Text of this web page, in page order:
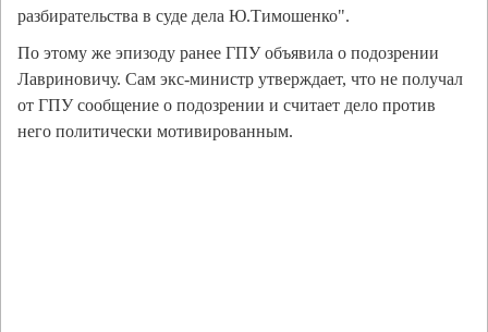
разбирательства в суде дела Ю.Тимошенко".
По этому же эпизоду ранее ГПУ объявила о подозрении
Лавриновичу. Сам экс-министр утверждает, что не получал
от ГПУ сообщение о подозрении и считает дело против
него политически мотивированным.